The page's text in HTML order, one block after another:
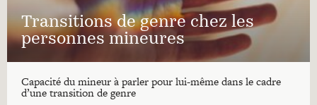
Transitions de genre chez les
personnes mineures
Capacité du mineur à parler pour lui-même dans le cadre
d’une transition de genre